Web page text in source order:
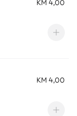
KM 4,00
KM 4,00